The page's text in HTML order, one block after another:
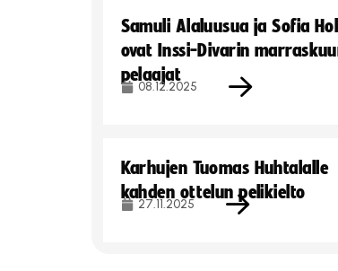
Samuli Alaluusua ja Sofia
ovat Inssi-Divarin
pelaajat
08.12.2025
Karhujen Tuomas Huhtalalle
kahden ottelun pelikielto
27.11.2025